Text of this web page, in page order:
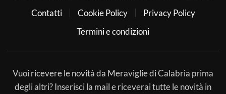
Contatti
Cookie Policy
Privacy Policy
Termini e condizioni
Vuoi ricevere le novità da Meraviglie di Calabria prima
degli altri? Inserisci la mail e riceverai tutte le novità in